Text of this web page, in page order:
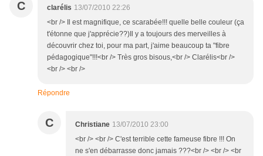
C clarélis 13/07/2010 22:26
<br /> Il est magnifique, ce scarabée!!! quelle belle couleur (ça
t'étonne que j'apprécie??)Il y a toujours des merveilles à
découvrir chez toi, pour ma part, j'aime beaucoup ta "fibre
pédagogique"!!!<br /> Très gros bisous,<br /> Clarélis<br />
<br /> <br />
Répondre
C Christiane 13/07/2010 23:00
<br /> <br /> C'est terrible cette fameuse fibre !!! On
ne s'en débarrasse donc jamais ???<br /> <br /> <br